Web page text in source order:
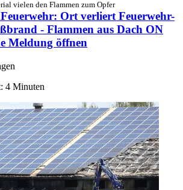
vielen den Flammen zum Opfer
Ort verliert Feuerwehr-
- Flammen aus Dach ON
Meldung öffnen
4 Minuten